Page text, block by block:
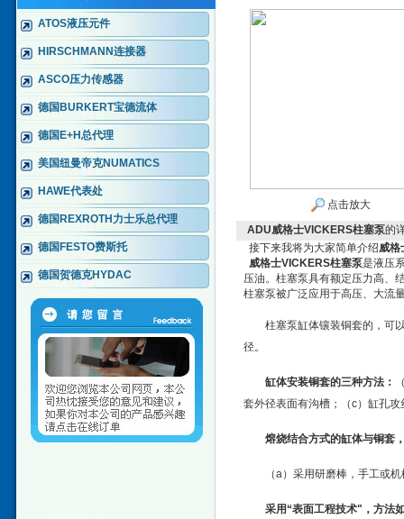
ATOS液压元件
HIRSCHMANN连接器
ASCO压力传感器
德国BURKERT宝德流体
德国E+H总代理
美国纽曼帝克NUMATICS
HAWE代表处
德国REXROTH力士乐总代理
德国FESTO费斯托
德国贺德克HYDAC
点击放大
ADU威格士VICKERS柱塞泵的
接下来我将为大家简单介绍威格
威格士VICKERS柱塞泵是液压
压油。柱塞泵具有额定压力高、
柱塞泵被广泛应用于高压、大流
柱塞泵缸体镶装铜套的，可
径。
缸体安装铜套的三种方法：
套外径表面有沟槽；（c）缸孔
熔烧结合方式的缸体与铜套
（a）采用研磨棒，手工或
采用“表面工程技术"，方法